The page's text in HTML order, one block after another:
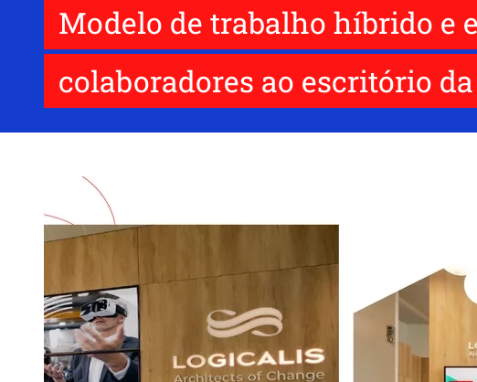
Modelo de trabalho híbrido e
colaboradores ao escritório